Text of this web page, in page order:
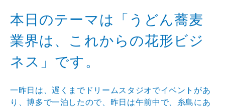
本日のテーマは「うどん蕎麦
業界は、これからの花形ビジ
ネス」です。
一昨日は、遅くまでドリームスタジオでイベントがあ
り、博多で一泊したので、昨日は午前中で、糸島にあ